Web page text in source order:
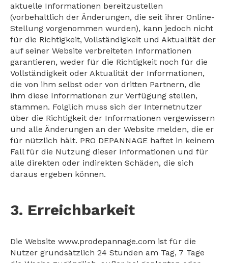
aktuelle Informationen bereitzustellen
(vorbehaltlich der Änderungen, die seit ihrer Online-
Stellung vorgenommen wurden), kann jedoch nicht
für die Richtigkeit, Vollständigkeit und Aktualität der
auf seiner Website verbreiteten Informationen
garantieren, weder für die Richtigkeit noch für die
Vollständigkeit oder Aktualität der Informationen,
die von ihm selbst oder von dritten Partnern, die
ihm diese Informationen zur Verfügung stellen,
stammen. Folglich muss sich der Internetnutzer
über die Richtigkeit der Informationen vergewissern
und alle Änderungen an der Website melden, die er
für nützlich hält. PRO DEPANNAGE haftet in keinem
Fall für die Nutzung dieser Informationen und für
alle direkten oder indirekten Schäden, die sich
daraus ergeben können.
3. Erreichbarkeit
Die Website www.prodepannage.com ist für die
Nutzer grundsätzlich 24 Stunden am Tag, 7 Tage